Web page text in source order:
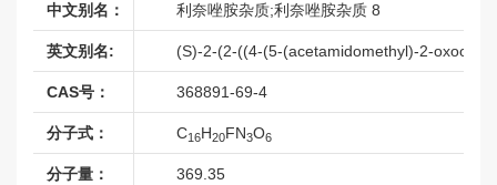
普瑞玛尼杂质
曲唑酮杂质
屈他维林杂质
瑞巴派特杂质
瑞博西利杂质
中文别名： 利奈唑胺杂质;利奈唑胺杂质 8
英文别名: (S)-2-(2-((4-(5-(acetamidomethyl)-2-
CAS号： 368891-69-4
分子式： C16H20FN3O6
分子量： 369.35